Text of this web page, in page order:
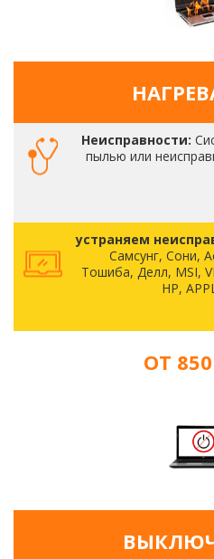
Неисправности:
пылью или
устраняем
Самсунг, Сони,
Тошиба, Делл, MSI,
HP,
ОТ